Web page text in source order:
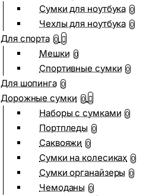
Сумки для ноутбука 0
Чехлы для ноутбука 0
Для спорта 0
Мешки 0
Спортивные сумки 0
Для шопинга 0
Дорожные сумки 0
Наборы с сумками 0
Портпледы 0
Саквояжи 0
Сумки на колесиках 0
Сумки органайзеры 0
Чемоданы 0